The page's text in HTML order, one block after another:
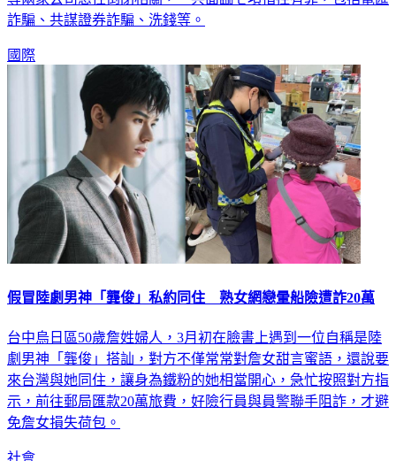
詐騙、共謀證券詐騙、洗錢等。
國際
假冒陸劇男神「龔俊」私約同住 熟女網戀暈船險遭詐20萬
台中烏日區50歲詹姓婦人，3月初在臉書上遇到一位自稱是陸
劇男神「龔俊」搭訕，對方不僅常常對詹女甜言蜜語，還說要
來台灣與她同住，讓身為鐵粉的她相當開心，急忙按照對方指
示，前往郵局匯款20萬旅費，好險行員與員警聯手阻詐，才避
免詹女損失荷包。